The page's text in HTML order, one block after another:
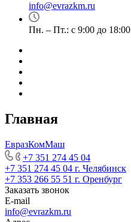
info@evrazkm.ru
Пн. – Пт.: с 9:00 до 18:00
Главная
ЕвразКомМаш
+7 351 274 45 04
+7 351 274 45 04 г. Челябинск
+7 353 266 55 51 г. Оренбург
Заказать звонок
E-mail
info@evrazkm.ru